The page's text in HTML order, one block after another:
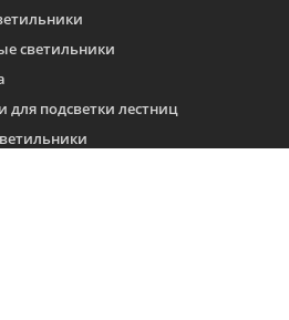
светильники
для подсветки лестниц